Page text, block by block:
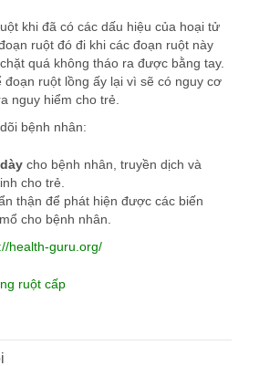
khi đã có các dấu hiệu của hoại tử
ruột đó đi khi các đoạn ruột này
quá không tháo ra được bằng tay.
đoạn ruột lồng ấy lại vì sẽ có nguy cơ
nguy hiểm cho trẻ.
bệnh nhân:
cho bệnh nhân, truyền dịch và
cho trẻ.
thận để phát hiện được các biến
cho bệnh nhân.
health-guru.org/
ruột cấp